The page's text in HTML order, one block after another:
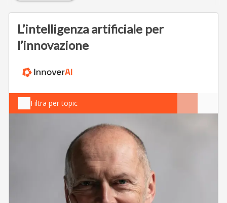
L’intelligenza artificiale per
l’innovazione
Filtra per topic